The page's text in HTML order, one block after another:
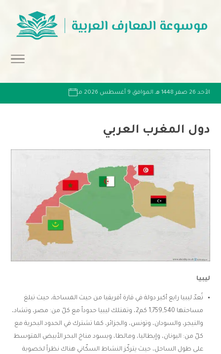
الأحد 26 صفر 1448 هـ الموافق 9 أغسطس 2026 مـ
دول المغرب العربي
ليبيا
تُعدّ ليبيا رابع أكبر دولة في قارة أفريقيا من حيث المساحة، حيث تبلغ
مساحتها 1,759,540 كم2، وتمتلك ليبيا حدوداً مع كلّ من: مصر، وتشاد،
والنيجر، والسودان، وتونس، والجزائر، كما تشترك في الحدود البحرية مع
كلّ من: اليونان، وإيطاليا، ومالطا، ويسود مناخ البحر الأبيض المتوسط
على طول الساحل، حيث يتركّز النشاط السكّاني هناك نظراً لخصوبة